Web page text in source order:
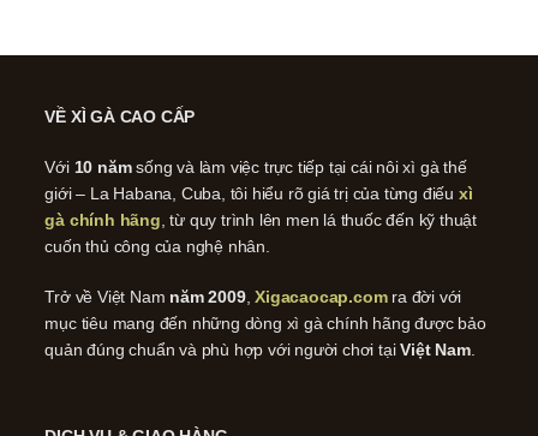
VỀ XÌ GÀ CAO CẤP
Với 10 nămsống và làm việc trực tiếp tại cái nôi xì gà thế
giới – La Habana, Cuba, tôi hiểu rõ giá trị của từng điếu xì
gà chính hãng , từ quy trình lên men lá thuốc đến kỹ thuật
cuốn thủ công của nghệ nhân.
Trở về Việt Nam năm 2009,Xigacaocap.comra đời với
mục tiêu mang đến những dòng xì gà chính hãng được bảo
quản đúng chuẩn và phù hợp với người chơi tạiViệt Nam.